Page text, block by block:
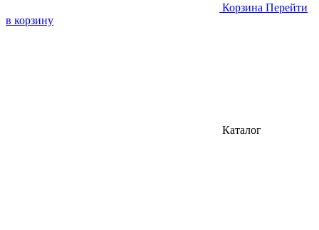
Корзина Перейти
в корзину
Каталог